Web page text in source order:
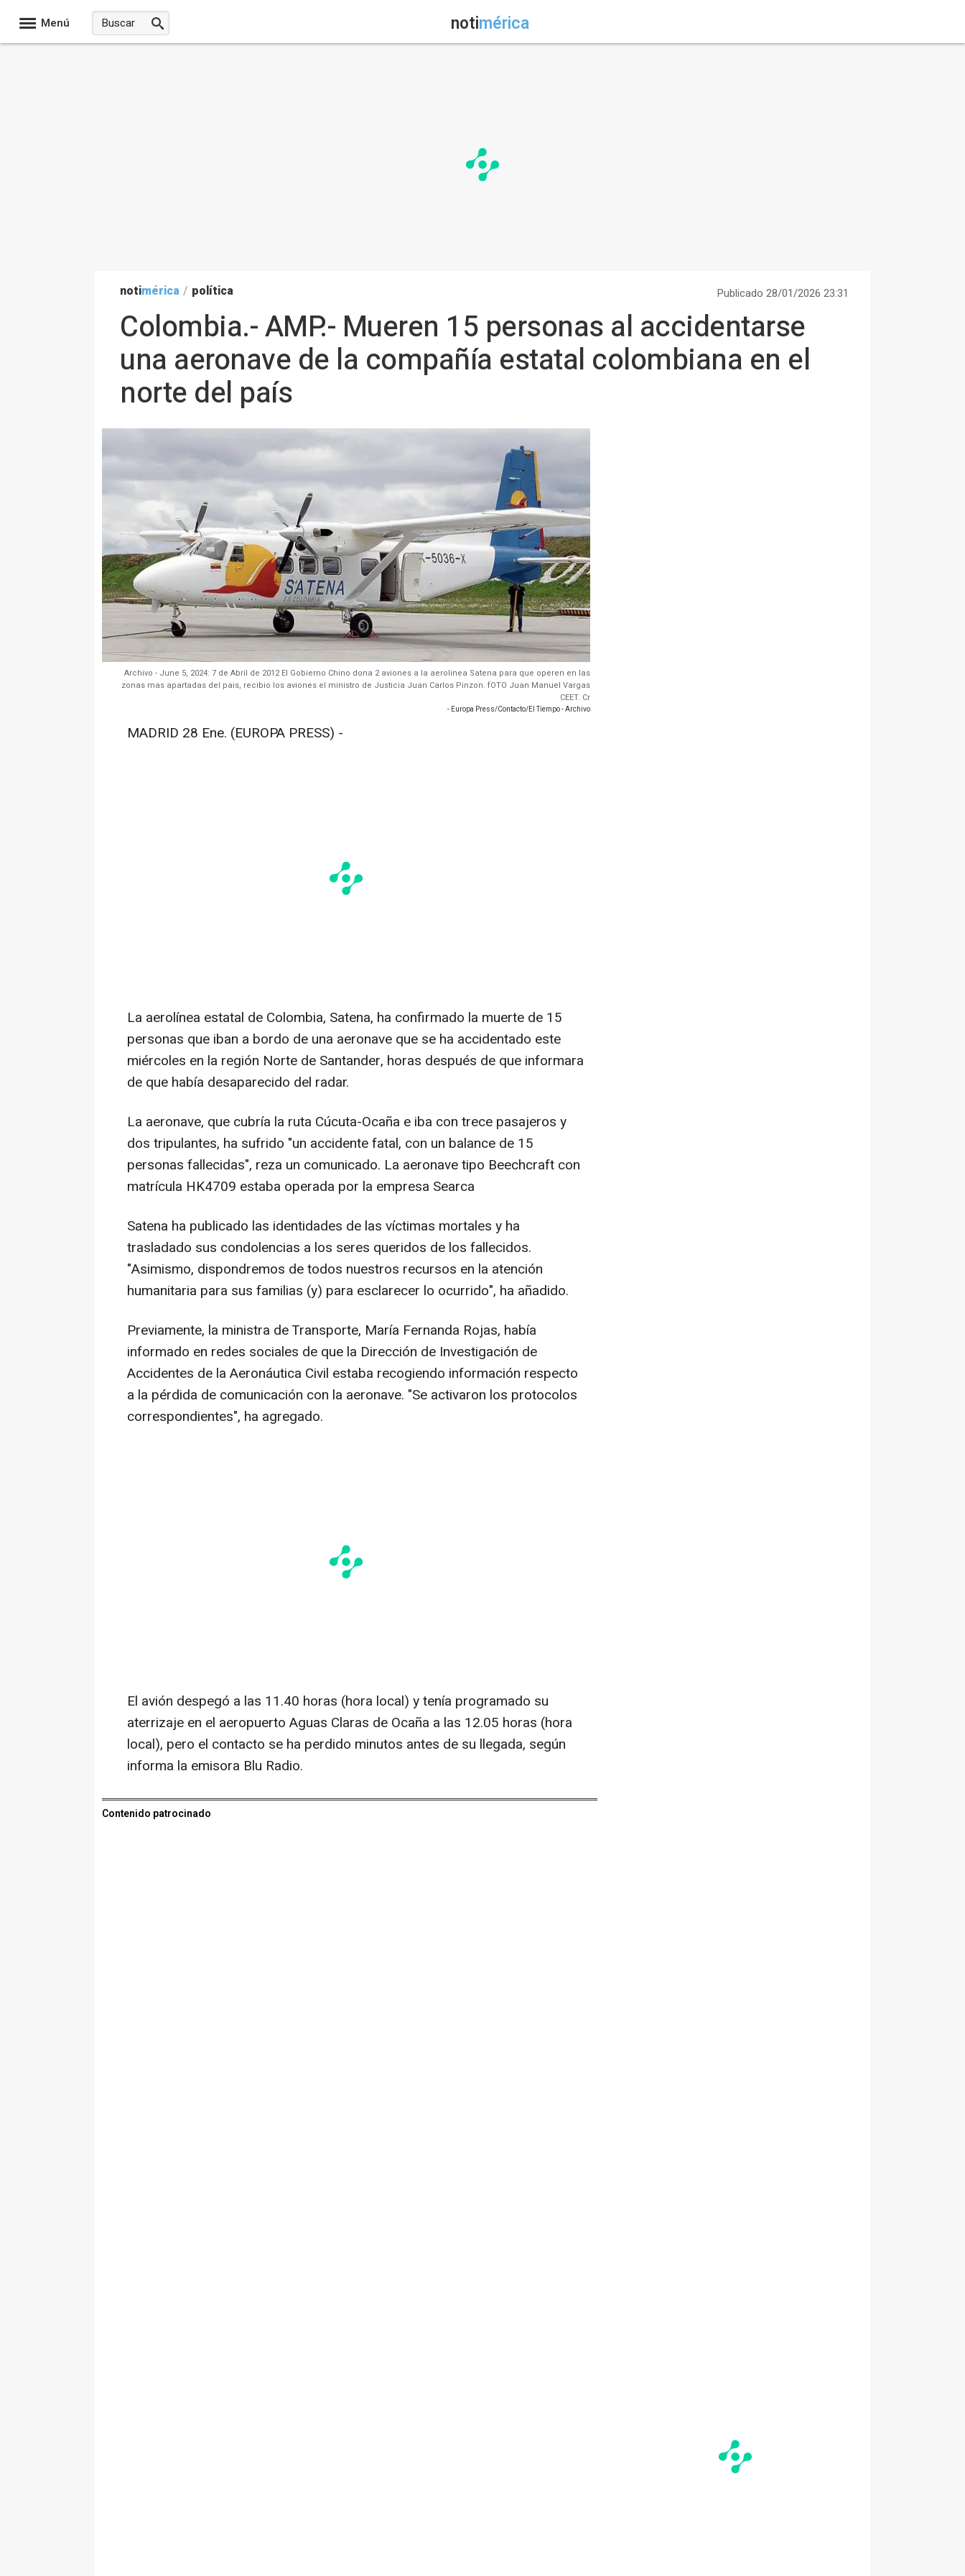
Menú notimérica
notimérica / política Publicado 28/01/2026 23:31
Colombia.- AMP.- Mueren 15 personas al accidentarse
una aeronave de la compañía estatal colombiana en el
norte del país
Archivo - June 5, 2024: 7 de Abril de 2012 El Gobierno Chino dona 2 aviones a la aerolinea Satena para que operen en las
zonas mas apartadas del pais, recibio los aviones el ministro de Justicia Juan Carlos Pinzon. fOTO Juan Manuel Vargas
CEET. Cr
- Europa Press/Contacto/El Tiempo - Archivo
MADRID 28 Ene. (EUROPA PRESS) -
La aerolínea estatal de Colombia, Satena, ha confirmado la muerte de 15
personas que iban a bordo de una aeronave que se ha accidentado este
miércoles en la región Norte de Santander, horas después de que informara
de que había desaparecido del radar.
La aeronave, que cubría la ruta Cúcuta-Ocaña e iba con trece pasajeros y
dos tripulantes, ha sufrido "un accidente fatal, con un balance de 15
personas fallecidas", reza un comunicado. La aeronave tipo Beechcraft con
matrícula HK4709 estaba operada por la empresa Searca
Satena ha publicado las identidades de las víctimas mortales y ha
trasladado sus condolencias a los seres queridos de los fallecidos.
"Asimismo, dispondremos de todos nuestros recursos en la atención
humanitaria para sus familias (y) para esclarecer lo ocurrido", ha añadido.
Previamente, la ministra de Transporte, María Fernanda Rojas, había
informado en redes sociales de que la Dirección de Investigación de
Accidentes de la Aeronáutica Civil estaba recogiendo información respecto
a la pérdida de comunicación con la aeronave. "Se activaron los protocolos
correspondientes", ha agregado.
El avión despegó a las 11.40 horas (hora local) y tenía programado su
aterrizaje en el aeropuerto Aguas Claras de Ocaña a las 12.05 horas (hora
local), pero el contacto se ha perdido minutos antes de su llegada, según
informa la emisora Blu Radio.
Contenido patrocinado